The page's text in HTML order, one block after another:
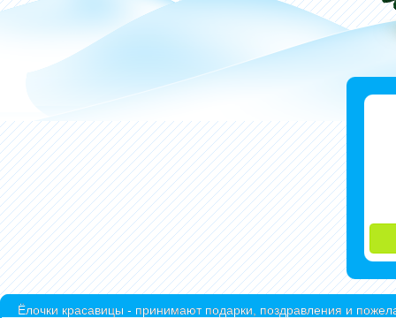
Ёлочки красавицы - принимают подарки, поздравления и